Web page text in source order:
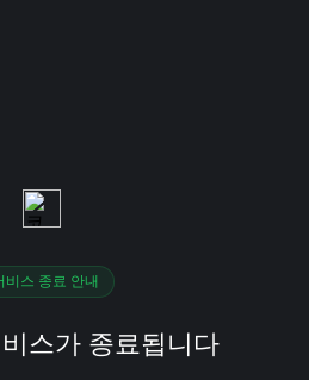
비스 종료 안내
스가 종료됩니다